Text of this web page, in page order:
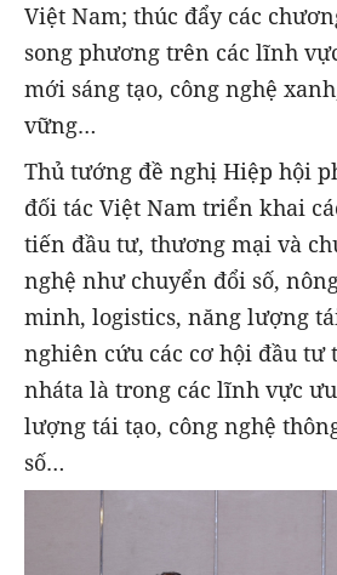
Việt Nam; thúc đẩy các
song phương trên các lĩnh
mới sáng tạo, công nghệ
vững…
Thủ tướng đề nghị Hiệp hội
đối tác Việt Nam triển khai
tiến đầu tư, thương mại và
nghệ như chuyển đổi số,
minh, logistics, năng lượng
nghiên cứu các cơ hội đầu tư
nháta là trong các lĩnh vực
lượng tái tạo, công nghệ
số…